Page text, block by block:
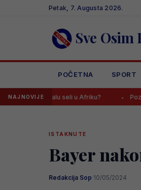
Petak, 7. Augusta 2026.
Sve
POČETNA SPORT
NAJNOVIJE
seli u Afriku? Poznati sastavi
ISTAKNUTE
Bayer
Redakcija Sop·10/05/2024